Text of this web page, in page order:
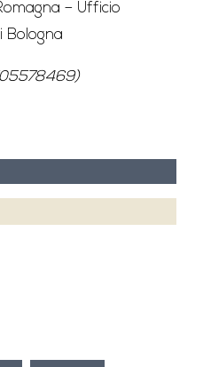
– Ufficio
Bologna